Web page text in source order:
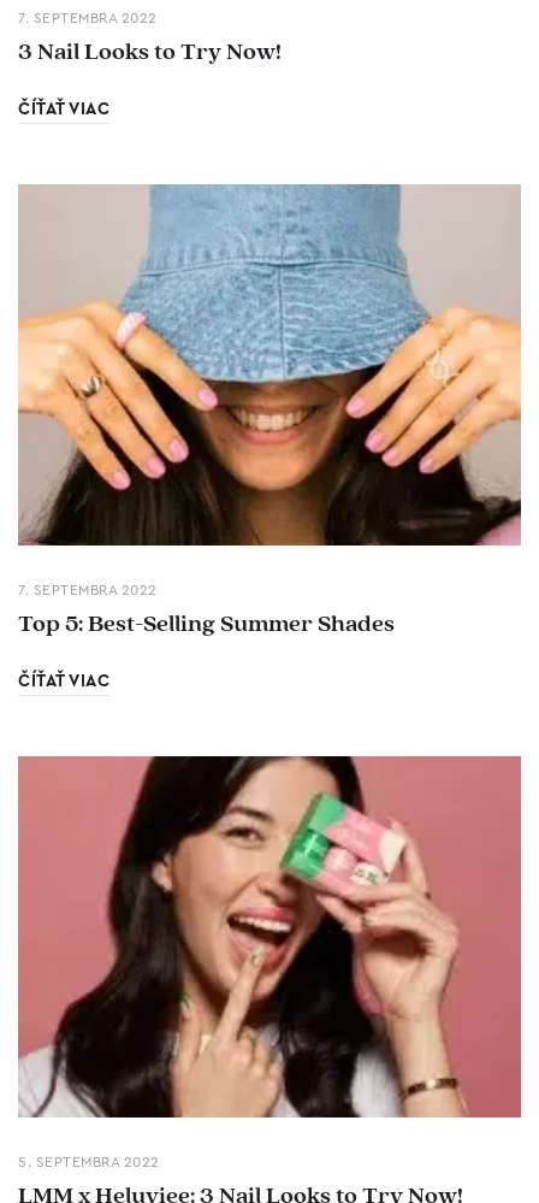
7. SEPTEMBRA 2022
3 Nail Looks to Try Now!
ČÍŤAŤ VIAC
7. SEPTEMBRA 2022
Top 5: Best-Selling Summer Shades
ČÍŤAŤ VIAC
5. SEPTEMBRA 2022
LMM x Heluviee: 3 Nail Looks to Try Now!